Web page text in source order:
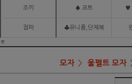
조끼 ♠ 코트 ♥
점퍼 ♣유니폼,단체복
ㅌ
모자 울펠트 모자